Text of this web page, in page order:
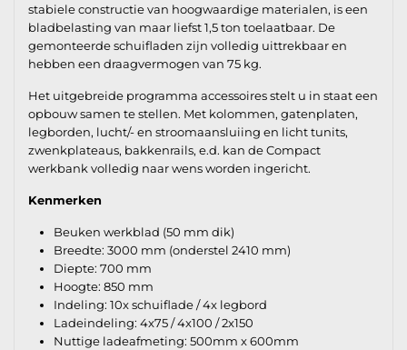
stabiele constructie van hoogwaardige materialen, is een
bladbelasting van maar liefst 1,5 ton toelaatbaar. De
gemonteerde schuifladen zijn volledig uittrekbaar en
hebben een draagvermogen van 75 kg.
Het uitgebreide programma accessoires stelt u in staat een
opbouw samen te stellen. Met kolommen, gatenplaten,
legborden, lucht/- en stroomaansluiing en licht tunits,
zwenkplateaus, bakkenrails, e.d. kan de Compact
werkbank volledig naar wens worden ingericht.
Kenmerken
Beuken werkblad (50 mm dik)
Breedte: 3000 mm (onderstel 2410 mm)
Diepte: 700 mm
Hoogte: 850 mm
Indeling: 10x schuiflade / 4x legbord
Ladeindeling: 4x75 / 4x100 / 2x150
Nuttige ladeafmeting: 500mm x 600mm